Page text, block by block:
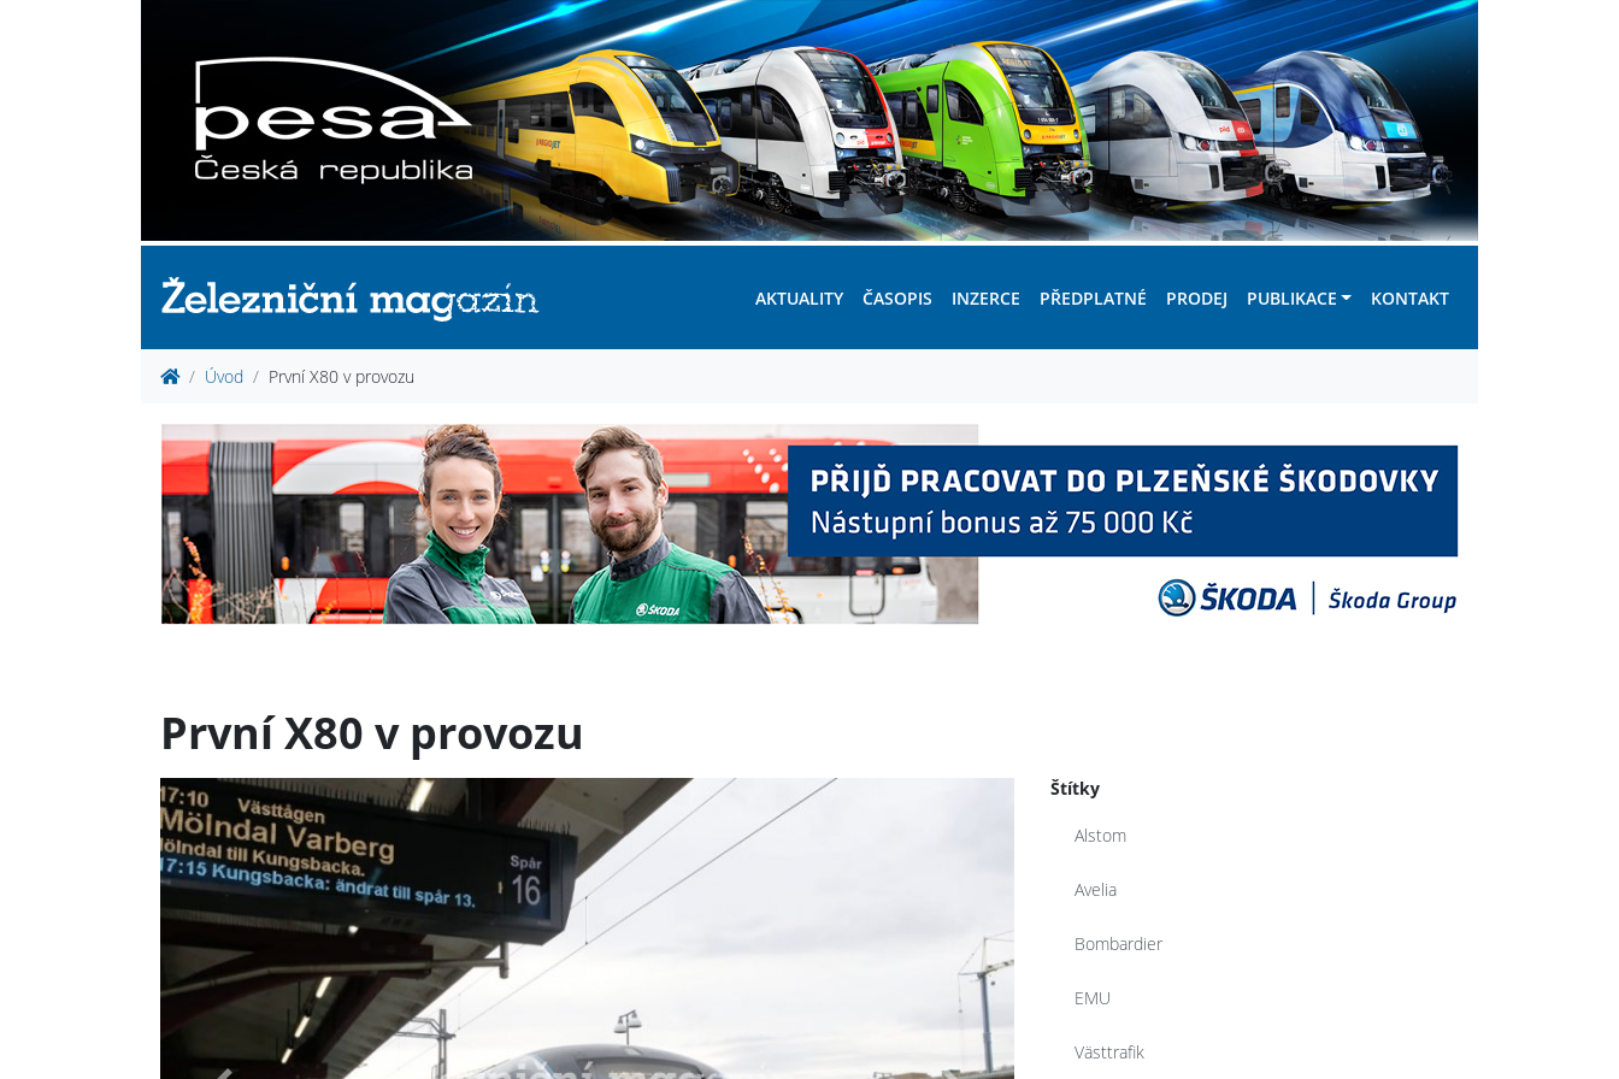
AKTUALITY ČASOPIS INZERCE PŘEDPLATNÉ PRODEJ PUBLIKACE KONTAKT
Úvod První X80 v provozu
První X80 v provozu
Štítky
Alstom
Avelia
Bombardier
EMU
Västtrafik